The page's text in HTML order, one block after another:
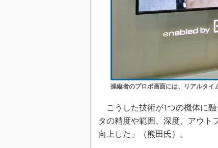
操縦者のプロポ画面には、リアルタイ
こうした技術が1つの機体に融
タの精度や範囲、深度、アウト
向上した」（熊田氏）。